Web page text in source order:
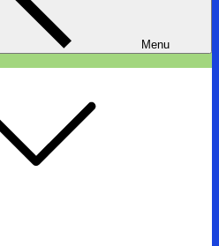
Menu